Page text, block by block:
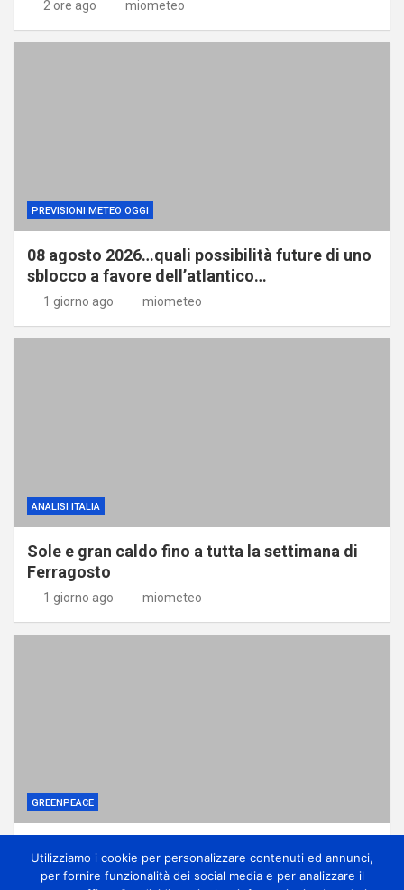
2 ore ago miometeo
PREVISIONI METEO OGGI
08 agosto 2026…quali possibilità future di uno
sblocco a favore dell’atlantico…
1 giorno ago miometeo
ANALISI ITALIA
Sole e gran caldo fino a tutta la settimana di
Ferragosto
1 giorno ago miometeo
GREENPEACE
distrutti: stretta su moda e fast fashion
Utilizziamo i cookie per personalizzare contenuti ed annunci,
per fornire funzionalità dei social media e per analizzare il